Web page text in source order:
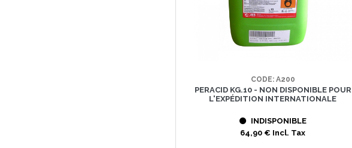
CODE: A200
PERACID KG.10 - NON DISPONIBLE POUR
L'EXPÉDITION INTERNATIONALE
INDISPONIBLE
64,90 € Incl. Tax